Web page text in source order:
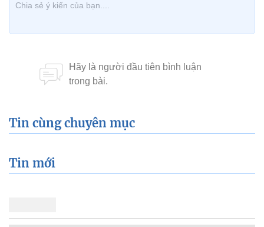
Tin cùng chuyên mục
Tin mới